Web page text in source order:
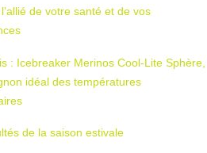
de votre santé et de vos
: Icebreaker Merinos Cool-Lite Sphère,
idéal des températures
de la saison estivale